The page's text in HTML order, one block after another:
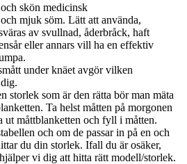
skön medicinsk
mjuk söm. Lätt att använda,
av svullnad, åderbråck, haft
eller annars vill ha en effektiv
under knäet avgör vilken
storlek som är den rätta bör man mäta
Ta helst måtten på morgonen
ut måttblanketten och fyll i måtten.
och om de passar in på en och
du din storlek. Ifall du är osäker,
vi dig att hitta rätt modell/storlek.